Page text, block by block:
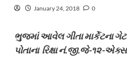
January 24, 2018 0
ભુજમાં આવેલ ગીતા માર્કેટના
પોતાના રિક્ષા નં.જી.જે-૧૨-